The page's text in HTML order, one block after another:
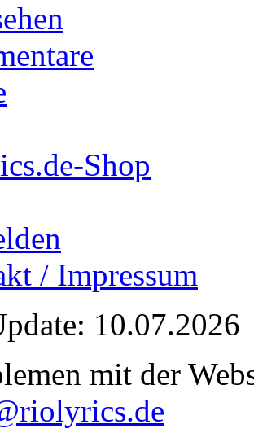
Shop
/ Impressum
10.07.2026
mit der